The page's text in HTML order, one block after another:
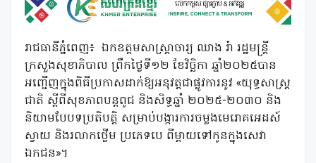
រាជធានីភ្នំពេញ៖ ឯកឧត្តមសាស្ត្រាចារ្យ ឈាង រ៉ា រដ្ឋមន្ត្រី
ក្រសួងសុខាភិបាល ព្រឹកថ្ងៃទី១២ ខែវិច្ឆិកា ឆ្នាំ២០២៥បាន
អញ្ជើញក្នុងពិធីប្រកាសដាក់ឱ្យអនុវត្តជាផ្លូវការនូវ «យុទ្ធសាស្ត្រ
ជាតិ ស្តីពីសុខភាពបន្តពូជ និងសិទ្ធឆ្នាំ ២០២៥-២០៣០ និង
និយាមបែបទប្រតិបត្តិ សម្រាប់បង្ការការចម្លងមេរោគអេដស៍
ស្វាយ និងរលាកថ្លើម ប្រភេទបេ ពីម្តាយទៅកូនក្នុងសេវា
ឯកជន»។